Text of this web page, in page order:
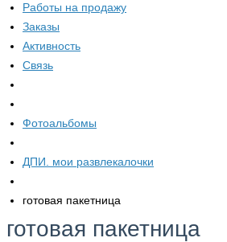
Работы на продажу
Заказы
Активность
Связь
Фотоальбомы
ДПИ. мои развлекалочки
готовая пакетница
готовая пакетница